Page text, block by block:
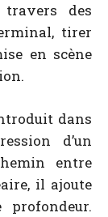
des
tirer
en scène
dans
d’un
entre
il ajoute